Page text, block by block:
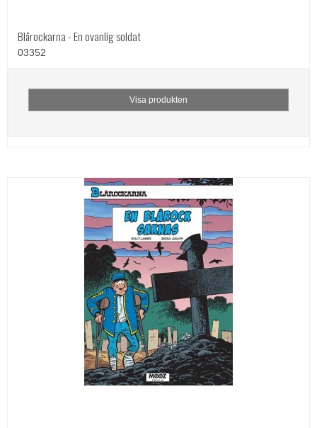
Blårockarna - En ovanlig soldat
03352
Visa produkten